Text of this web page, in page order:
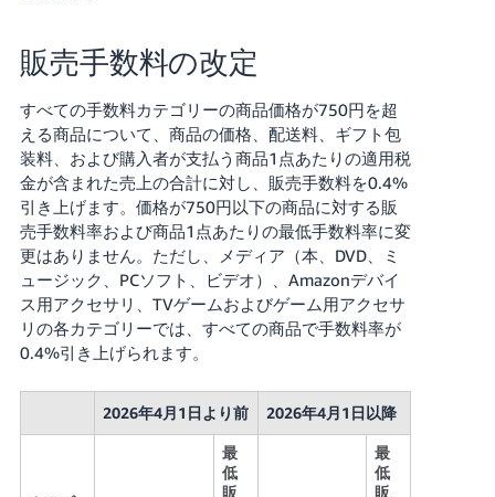
本
-
KR
日
本
語
-
JP
English
- JP
グ
イ
ン
さ
っ
そ
く
始
め
る
販売手数料の改定
すべての手数料カテゴリーの商品価格が750円を超
える商品について、商品の価格、配送料、ギフト包
装料、および購入者が支払う商品1点あたりの適用税
金が含まれた売上の合計に対し、販売手数料を0.4%
引き上げます。価格が750円以下の商品に対する販
売手数料率および商品1点あたりの最低手数料率に変
更はありません。ただし、メディア（本、DVD、ミ
ュージック、PCソフト、ビデオ）、Amazonデバイ
ス用アクセサリ、TVゲームおよびゲーム用アクセサ
リの各カテゴリーでは、すべての商品で手数料率が
0.4%引き上げられます。
2026年4月1日より前 2026年4月1日以降
最
低
販
最
低
販